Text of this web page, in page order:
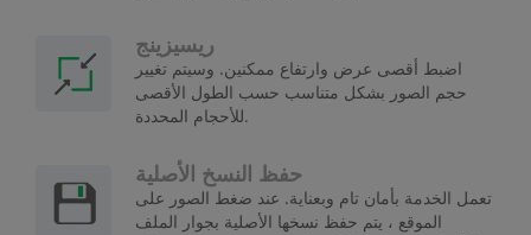
ريسيزينج
اضبط أقصى عرض وارتفاع ممكنين. وسيتم تغيير
حجم الصور بشكل متناسب حسب الطول الأقصى
للأحجام المحددة.
حفظ النسخ الأصلية
تعمل الخدمة بأمان تام وبعناية. عند ضغط الصور على
الموقع ، يتم حفظ نسخها الأصلية بجوار الملف